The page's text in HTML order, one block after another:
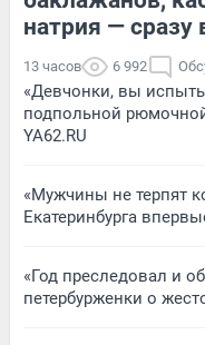
натрия — сразу
13 часов 6 992
«Девчонки, вы
подпольной
YA62.RU
«Мужчины не терпят
Екатеринбурга
«Год преследовал и
петербурженки о